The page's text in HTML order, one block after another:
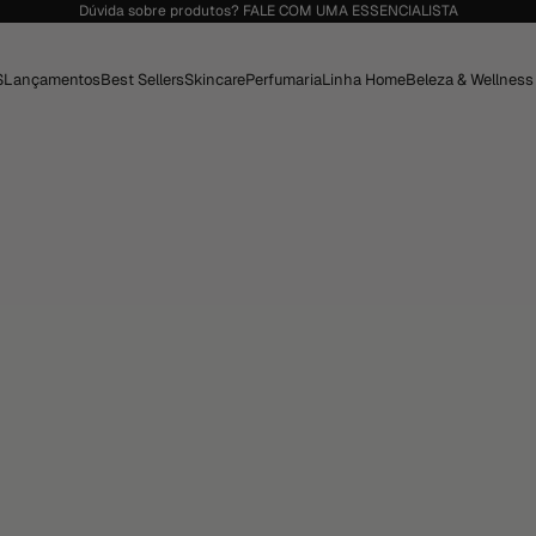
Dúvida sobre produtos? FALE COM UMA ESSENCIALISTA
LançamentosBest SellersSkincarePerfumariaLinha HomeBeleza & Wellness